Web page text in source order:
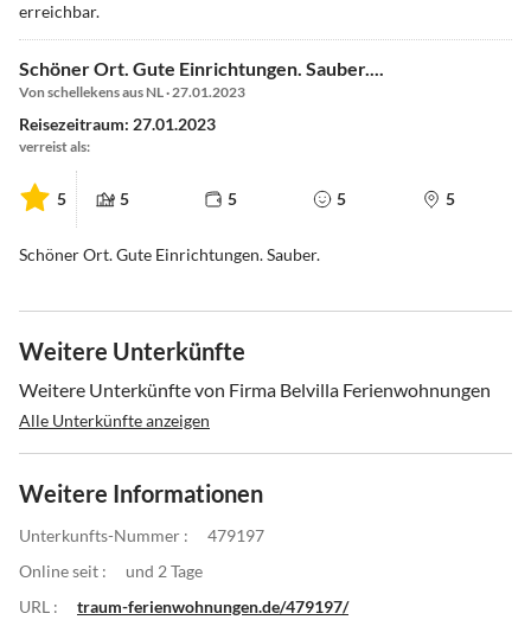
erreichbar.
Schöner Ort. Gute Einrichtungen. Sauber....
Von schellekens aus NL · 27.01.2023
Reisezeitraum: 27.01.2023
verreist als:
5 5 5 5 5
Schöner Ort. Gute Einrichtungen. Sauber.
Weitere Unterkünfte
Weitere Unterkünfte von Firma Belvilla Ferienwohnungen
Alle Unterkünfte anzeigen
Weitere Informationen
Unterkunfts-Nummer :
479197
Online seit :
und 2 Tage
URL :
traum-ferienwohnungen.de/479197/